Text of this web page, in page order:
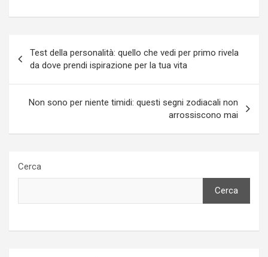
articoli
Test della personalità: quello che vedi per primo rivela
da dove prendi ispirazione per la tua vita
Non sono per niente timidi: questi segni zodiacali non
arrossiscono mai
Cerca
Cerca